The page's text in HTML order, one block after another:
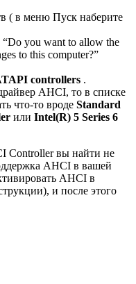
( в меню Пуск наберите
you want to allow the
to this computer?”
controllers .
AHCI, то в списке
что-то вроде Standard
или Intel(R) 5 Series 6
Controller вы найти не
AHCI в вашей
AHCI в
и после этого